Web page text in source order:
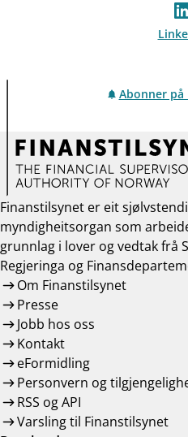
Abonner på
Finanstilsynet er eit
myndigheitsorgan som
grunnlag i lover og vedtak frå
Regjeringa og
Om Finanstilsynet
Presse
Jobb hos oss
Kontakt
eFormidling
Personvern og
RSS og API
Varsling til Finanstilsynet